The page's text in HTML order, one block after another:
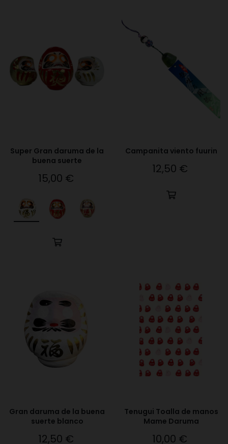
Super Gran daruma de la
buena suerte
Precio
15,00 €
Campanita viento fuurin
Precio
12,50 €
Gran daruma de la buena
suerte blanco
Precio
12,50 €
Tenugui Toalla de manos
Mame Daruma
Precio
10,00 €